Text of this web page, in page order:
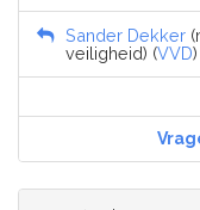
Sander Dekker
veiligheid) (VVD)